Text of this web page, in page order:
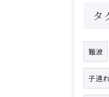
タ
難波
子連